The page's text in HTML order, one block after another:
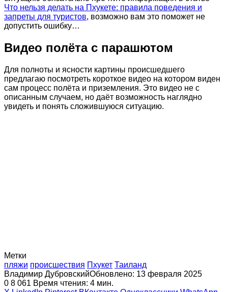
Что нельзя делать на Пхукете: правила поведения и
запреты для туристов, возможно вам это поможет не
допустить ошибку…
Видео полёта с парашютом
Для полноты и ясности картины происшедшего
предлагаю посмотреть короткое видео на котором виден
сам процесс полёта и приземления. Это видео не с
описанным случаем, но даёт возможность наглядно
увидеть и понять сложившуюся ситуацию.
Метки
пляжи происшествия Пхукет Таиланд
Владимир ДубровскийОбновлено: 13 февраля 2025
0 8 061 Время чтения: 4 мин.